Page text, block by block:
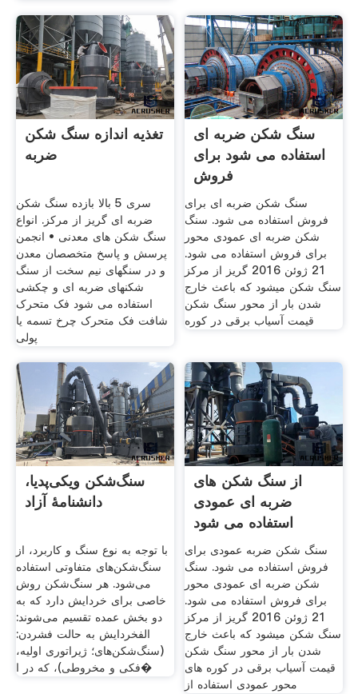
تغذیه اندازه سنگ شکن
ضربه
سری 5 بالا بازده سنگ شکن
ضربه ای گریز از مرکز. انواع
سنگ شکن های معدنی • انجمن
پرسش و پاسخ متخصصان معدن
و در سنگهای نیم سخت از سنگ
شکنهای ضربه ای و چکشی
استفاده می شود فک متحرک
شافت فک متحرک چرخ تسمه یا
پولی
سنگ شکن ضربه ای
استفاده می شود برای
فروش
سنگ شکن ضربه ای برای
فروش استفاده می شود. سنگ
شکن ضربه ای عمودی محور
برای فروش استفاده می شود.
21 ژوئن 2016 گریز از مرکز
سنگ شکن ميشود كه باعث خارج
شدن بار از محور سنگ شکن
قیمت آسیاب برقی در کوره
سنگ‌شکن ویکی‌پدیا،
دانشنامهٔ آزاد
با توجه به نوع سنگ و کاربرد، از
سنگ‌شکن‌های متفاوتی استفاده
می‌شود. هر سنگ‌شکن روش
خاصی برای خردایش دارد که به
دو بخش عمده تقسیم می‌شوند:
الفخردایش به حالت فشردن:
(سنگ‌شکن‌های؛ ژیراتوری اولیه،
فکی و مخروطی)، که در ا�
از سنگ شکن های
ضربه ای عمودی
استفاده می شود
سنگ شکن ضربه عمودی برای
فروش استفاده می شود. سنگ
شکن ضربه ای عمودی محور
برای فروش استفاده می شود.
21 ژوئن 2016 گریز از مرکز
سنگ شکن ميشود كه باعث خارج
شدن بار از محور سنگ شکن
قیمت آسیاب برقی در کوره های
محور عمودی استفاده از